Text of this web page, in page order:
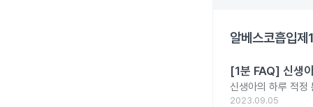
알베스코흡입
[1분 FAQ] 신생
신생아의 하루 적정
2023.09.05